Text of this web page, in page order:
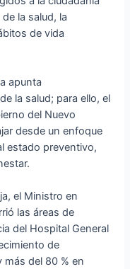
la salud, la
de vida
apunta
la salud; para ello, el
del Nuevo
desde un enfoque
estado preventivo,
el Ministro en
las áreas de
del Hospital General
de
más del 80 % en